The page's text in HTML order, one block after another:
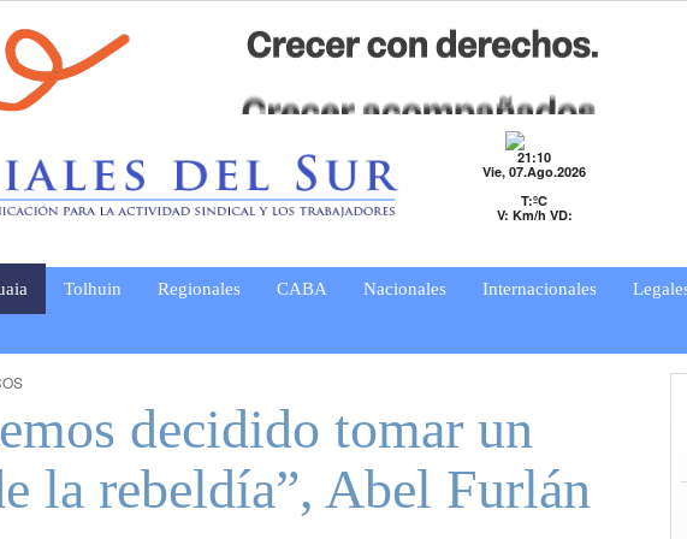
21:10
Vie, 07.Ago.2026
T:ºC
V: Km/h VD:
Tolhuin Regionales CABA Nacionales Internacionales
decidido tomar un
la rebeldía”, Abel Furlán